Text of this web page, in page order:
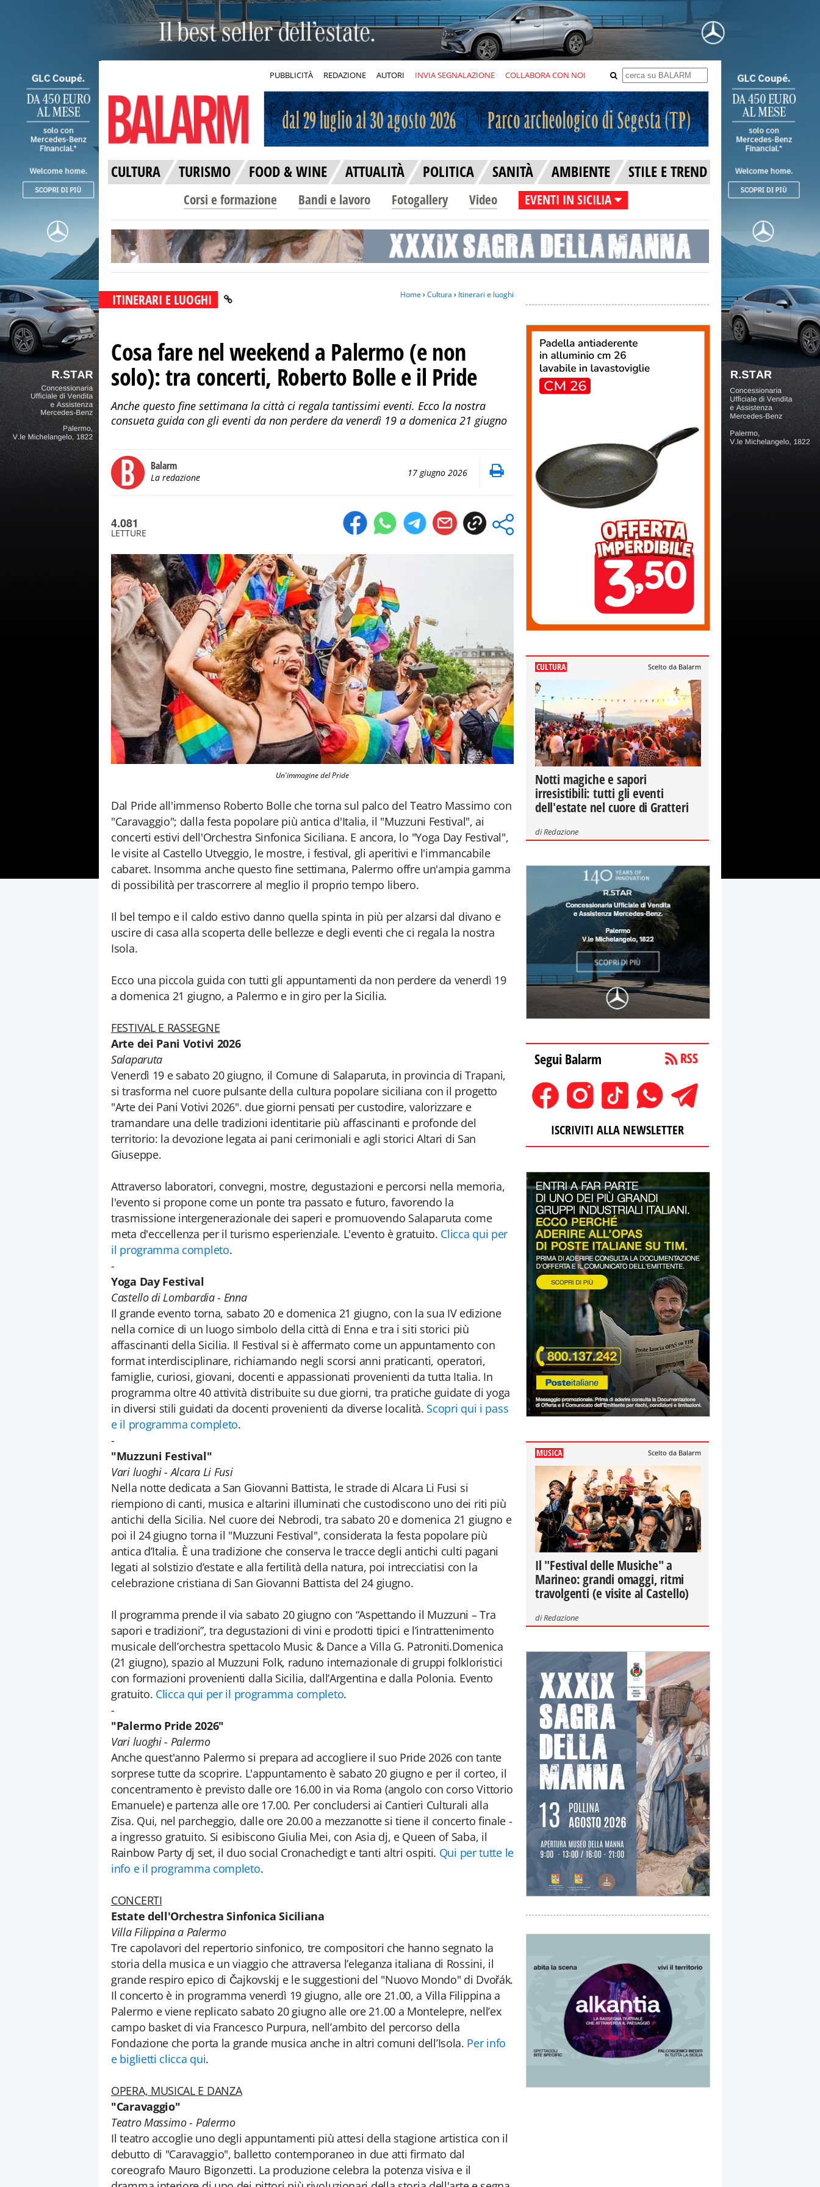
PUBBLICITÀ REDAZIONE AUTORI INVIA SEGNALAZIONE COLLABORA CON NOI
CULTURA TURISMO FOOD & WINE ATTUALITÀ POLITICA SANITÀ AMBIENTE STILE E TREND
Corsi e formazione Bandi e lavoro Fotogallery Video EVENTI IN SICILIA
ITINERARI E LUOGHI Home› Cultura › Itinerari e luoghi
Cosa fare nel weekend a Palermo (e non
solo): tra concerti, Roberto Bolle e il Pride
Anche questo fine settimana la città ci regala tantissimi eventi. Ecco la nostra
consueta guida con gli eventi da non perdere da venerdì 19 a domenica 21 giugno
Balarm
La redazione 17 giugno 2026
4.081
LETTURE
Un'immagine del Pride
Dal Pride all'immenso Roberto Bolle che torna sul palco del Teatro Massimo con
"Caravaggio"; dalla festa popolare più antica d'Italia, il "Muzzuni Festival", ai
concerti estivi dell'Orchestra Sinfonica Siciliana. E ancora, lo "Yoga Day Festival",
le visite al Castello Utveggio, le mostre, i festival, gli aperitivi e l'immancabile
cabaret. Insomma anche questo fine settimana, Palermo offre un'ampia gamma
di possibilità per trascorrere al meglio il proprio tempo libero.
Il bel tempo e il caldo estivo danno quella spinta in più per alzarsi dal divano e
uscire di casa alla scoperta delle bellezze e degli eventi che ci regala la nostra
Isola.
Ecco una piccola guida con tutti gli appuntamenti da non perdere da venerdì 19
a domenica 21 giugno, a Palermo e in giro per la Sicilia.
FESTIVAL E RASSEGNE
Arte dei Pani Votivi 2026
Salaparuta
Venerdì 19 e sabato 20 giugno, il Comune di Salaparuta, in provincia di Trapani,
si trasforma nel cuore pulsante della cultura popolare siciliana con il progetto
"Arte dei Pani Votivi 2026". due giorni pensati per custodire, valorizzare e
tramandare una delle tradizioni identitarie più affascinanti e profonde del
territorio: la devozione legata ai pani cerimoniali e agli storici Altari di San
Giuseppe.
Attraverso laboratori, convegni, mostre, degustazioni e percorsi nella memoria,
l'evento si propone come un ponte tra passato e futuro, favorendo la
trasmissione intergenerazionale dei saperi e promuovendo Salaparuta come
meta d'eccellenza per il turismo esperienziale. L'evento è gratuito. Clicca qui per
il programma completo.
-
Yoga Day Festival
Castello di Lombardia - Enna
Il grande evento torna, sabato 20 e domenica 21 giugno, con la sua IV edizione
nella cornice di un luogo simbolo della città di Enna e tra i siti storici più
affascinanti della Sicilia. Il Festival si è affermato come un appuntamento con
format interdisciplinare, richiamando negli scorsi anni praticanti, operatori,
famiglie, curiosi, giovani, docenti e appassionati provenienti da tutta Italia. In
programma oltre 40 attività distribuite su due giorni, tra pratiche guidate di yoga
in diversi stili guidati da docenti provenienti da diverse località. Scopri qui i pass
e il programma completo.
-
"Muzzuni Festival"
Vari luoghi - Alcara Li Fusi
Nella notte dedicata a San Giovanni Battista, le strade di Alcara Li Fusi si
riempiono di canti, musica e altarini illuminati che custodiscono uno dei riti più
antichi della Sicilia. Nel cuore dei Nebrodi, tra sabato 20 e domenica 21 giugno e
poi il 24 giugno torna il "Muzzuni Festival", considerata la festa popolare più
antica d’Italia. È una tradizione che conserva le tracce degli antichi culti pagani
legati al solstizio d’estate e alla fertilità della natura, poi intrecciatisi con la
celebrazione cristiana di San Giovanni Battista del 24 giugno.
Il programma prende il via sabato 20 giugno con “Aspettando il Muzzuni – Tra
sapori e tradizioni”, tra degustazioni di vini e prodotti tipici e l’intrattenimento
musicale dell’orchestra spettacolo Music & Dance a Villa G. Patroniti.Domenica
(21 giugno), spazio al Muzzuni Folk, raduno internazionale di gruppi folkloristici
con formazioni provenienti dalla Sicilia, dall’Argentina e dalla Polonia. Evento
gratuito. Clicca qui per il programma completo.
-
"Palermo Pride 2026"
Vari luoghi - Palermo
Anche quest'anno Palermo si prepara ad accogliere il suo Pride 2026 con tante
sorprese tutte da scoprire. L'appuntamento è sabato 20 giugno e per il corteo, il
concentramento è previsto dalle ore 16.00 in via Roma (angolo con corso Vittorio
Emanuele) e partenza alle ore 17.00. Per concludersi ai Cantieri Culturali alla
Zisa. Qui, nel parcheggio, dalle ore 20.00 a mezzanotte si tiene il concerto finale -
a ingresso gratuito. Si esibiscono Giulia Mei, con Asia dj, e Queen of Saba, il
Rainbow Party dj set, il duo social Cronachedigt e tanti altri ospiti. Qui per tutte le
info e il programma completo.
CONCERTI
Estate dell'Orchestra Sinfonica Siciliana
Villa Filippina a Palermo
Tre capolavori del repertorio sinfonico, tre compositori che hanno segnato la
storia della musica e un viaggio che attraversa l’eleganza italiana di Rossini, il
grande respiro epico di Čajkovskij e le suggestioni del "Nuovo Mondo" di Dvořák.
Il concerto è in programma venerdì 19 giugno, alle ore 21.00, a Villa Filippina a
Palermo e viene replicato sabato 20 giugno alle ore 21.00 a Montelepre, nell’ex
campo basket di via Francesco Purpura, nell’ambito del percorso della
Fondazione che porta la grande musica anche in altri comuni dell’Isola. Per info
e biglietti clicca qui.
OPERA, MUSICAL E DANZA
"Caravaggio"
Teatro Massimo - Palermo
Il teatro accoglie uno degli appuntamenti più attesi della stagione artistica con il
debutto di "Caravaggio", balletto contemporaneo in due atti firmato dal
coreografo Mauro Bigonzetti. La produzione celebra la potenza visiva e il
CULTURA Scelto da Balarm
Notti magiche e sapori
irresistibili: tutti gli eventi
dell'estate nel cuore di Gratteri
diRedazione
Segui Balarm
ISCRIVITI ALLA NEWSLETTER
MUSICA Scelto da Balarm
Il "Festival delle Musiche" a
Marineo: grandi omaggi, ritmi
travolgenti (e visite al Castello)
diRedazione